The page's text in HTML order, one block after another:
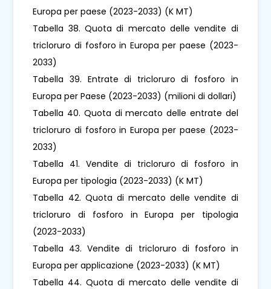
Europa per paese (2023-2033) (K MT)
Tabella 38. Quota di mercato delle vendite di
tricloruro di fosforo in Europa per paese (2023-
2033)
Tabella 39. Entrate di tricloruro di fosforo in
Europa per Paese (2023-2033) (milioni di dollari)
Tabella 40. Quota di mercato delle entrate del
tricloruro di fosforo in Europa per paese (2023-
2033)
Tabella 41. Vendite di tricloruro di fosforo in
Europa per tipologia (2023-2033) (K MT)
Tabella 42. Quota di mercato delle vendite di
tricloruro di fosforo in Europa per tipologia
(2023-2033)
Tabella 43. Vendite di tricloruro di fosforo in
Europa per applicazione (2023-2033) (K MT)
Tabella 44. Quota di mercato delle vendite di